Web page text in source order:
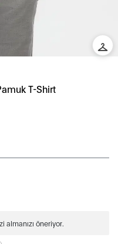
T-Shirt
almanızı öneriyor.